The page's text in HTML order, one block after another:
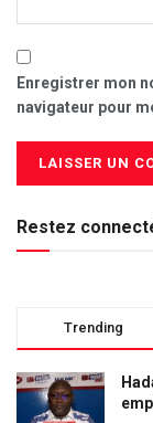
Enregistrer mon
navigateur pour
Restez
Trending